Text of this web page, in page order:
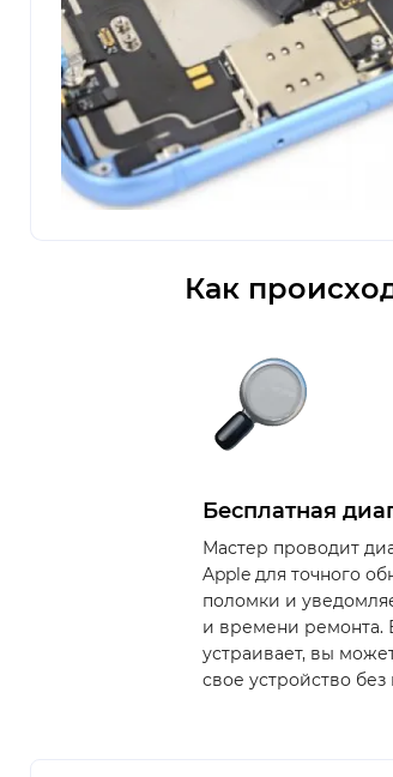
Как
Бесплатная
Мастер проводит
Apple для точного
поломки и
и времени ремонта.
устраивает, вы
свое устройство без